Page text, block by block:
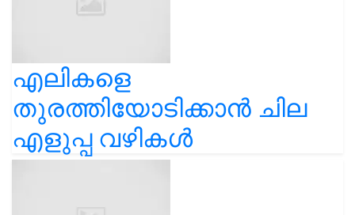
എലികളെ
തുരത്തിയോടിക്കാൻ ചില
എളുപ്പ വഴികൾ